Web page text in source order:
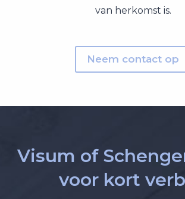
van herkomst is.
Neem contact op
Visum of
voor kort